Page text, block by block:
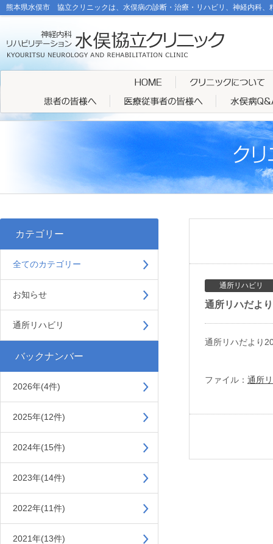
熊本県水俣市 協立クリニックは、水俣病の診断・治療・リハビリ、神経内科、
カテゴリー
全てのカテゴリー
お知らせ
通所リハビリ
バックナンバー
2026年(4件)
2025年(12件)
2024年(15件)
2023年(14件)
2022年(11件)
2021年(13件)
通所リハビリ
通所リハだよ
通所リハだより
ファイル： 通所